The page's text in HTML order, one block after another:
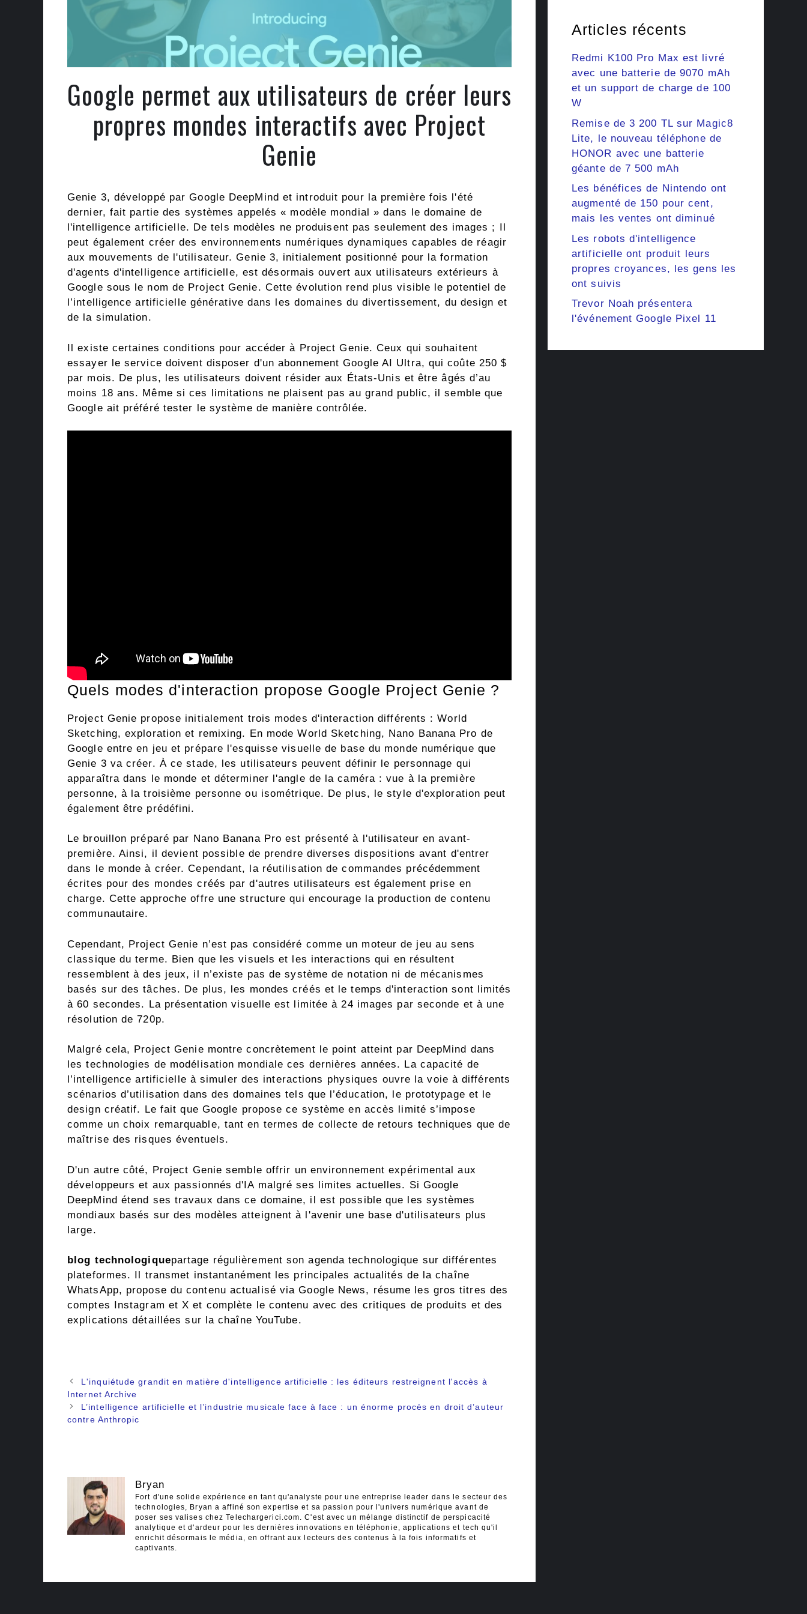
Google permet aux utilisateurs de créer leurs
propres mondes interactifs avec Project
Genie
Genie 3, développé par Google DeepMind et introduit pour la première fois l'été
dernier, fait partie des systèmes appelés « modèle mondial » dans le domaine de
l'intelligence artificielle. De tels modèles ne produisent pas seulement des images ; Il
peut également créer des environnements numériques dynamiques capables de réagir
aux mouvements de l'utilisateur. Genie 3, initialement positionné pour la formation
d'agents d'intelligence artificielle, est désormais ouvert aux utilisateurs extérieurs à
Google sous le nom de Project Genie. Cette évolution rend plus visible le potentiel de
l’intelligence artificielle générative dans les domaines du divertissement, du design et
de la simulation.
Il existe certaines conditions pour accéder à Project Genie. Ceux qui souhaitent
essayer le service doivent disposer d'un abonnement Google AI Ultra, qui coûte 250 $
par mois. De plus, les utilisateurs doivent résider aux États-Unis et être âgés d’au
moins 18 ans. Même si ces limitations ne plaisent pas au grand public, il semble que
Google ait préféré tester le système de manière contrôlée.
Quels modes d'interaction propose Google Project Genie ?
Project Genie propose initialement trois modes d'interaction différents : World
Sketching, exploration et remixing. En mode World Sketching, Nano Banana Pro de
Google entre en jeu et prépare l'esquisse visuelle de base du monde numérique que
Genie 3 va créer. À ce stade, les utilisateurs peuvent définir le personnage qui
apparaîtra dans le monde et déterminer l'angle de la caméra : vue à la première
personne, à la troisième personne ou isométrique. De plus, le style d'exploration peut
également être prédéfini.
Le brouillon préparé par Nano Banana Pro est présenté à l'utilisateur en avant-
première. Ainsi, il devient possible de prendre diverses dispositions avant d'entrer
dans le monde à créer. Cependant, la réutilisation de commandes précédemment
écrites pour des mondes créés par d'autres utilisateurs est également prise en
charge. Cette approche offre une structure qui encourage la production de contenu
communautaire.
Cependant, Project Genie n’est pas considéré comme un moteur de jeu au sens
classique du terme. Bien que les visuels et les interactions qui en résultent
ressemblent à des jeux, il n’existe pas de système de notation ni de mécanismes
basés sur des tâches. De plus, les mondes créés et le temps d'interaction sont limités
à 60 secondes. La présentation visuelle est limitée à 24 images par seconde et à une
résolution de 720p.
Malgré cela, Project Genie montre concrètement le point atteint par DeepMind dans
les technologies de modélisation mondiale ces dernières années. La capacité de
l’intelligence artificielle à simuler des interactions physiques ouvre la voie à différents
scénarios d’utilisation dans des domaines tels que l’éducation, le prototypage et le
design créatif. Le fait que Google propose ce système en accès limité s’impose
comme un choix remarquable, tant en termes de collecte de retours techniques que de
maîtrise des risques éventuels.
D'un autre côté, Project Genie semble offrir un environnement expérimental aux
développeurs et aux passionnés d'IA malgré ses limites actuelles. Si Google
DeepMind étend ses travaux dans ce domaine, il est possible que les systèmes
mondiaux basés sur des modèles atteignent à l'avenir une base d'utilisateurs plus
large.
blog technologiquepartage régulièrement son agenda technologique sur différentes
plateformes. Il transmet instantanément les principales actualités de la chaîne
WhatsApp, propose du contenu actualisé via Google News, résume les gros titres des
comptes Instagram et X et complète le contenu avec des critiques de produits et des
explications détaillées sur la chaîne YouTube.
Navigation
des
articles
L'inquiétude grandit en matière d'intelligence artificielle : les éditeurs restreignent l'accès à
Internet Archive
L’intelligence artificielle et l’industrie musicale face à face : un énorme procès en droit d’auteur
contre Anthropic
Bryan
Fort d'une solide expérience en tant qu'analyste pour une entreprise leader dans le secteur des
technologies, Bryan a affiné son expertise et sa passion pour l'univers numérique avant de
poser ses valises chez Telechargerici.com. C'est avec un mélange distinctif de perspicacité
analytique et d'ardeur pour les dernières innovations en téléphonie, applications et tech qu'il
enrichit désormais le média, en offrant aux lecteurs des contenus à la fois informatifs et
captivants.
Articles récents
Redmi K100 Pro Max est livré
avec une batterie de 9070 mAh
et un support de charge de 100
W
Remise de 3 200 TL sur Magic8
Lite, le nouveau téléphone de
HONOR avec une batterie
géante de 7 500 mAh
Les bénéfices de Nintendo ont
augmenté de 150 pour cent,
mais les ventes ont diminué
Les robots d'intelligence
artificielle ont produit leurs
propres croyances, les gens les
ont suivis
Trevor Noah présentera
l'événement Google Pixel 11